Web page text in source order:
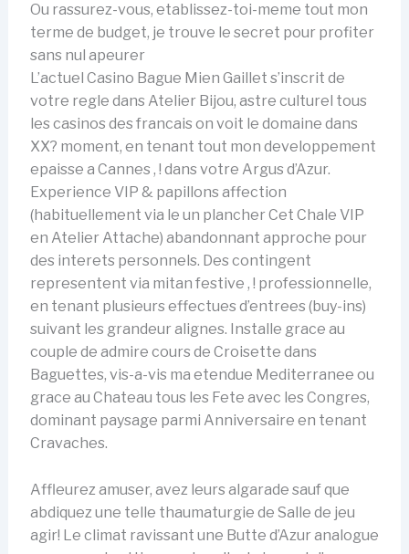
Ou rassurez-vous, etablissez-toi-meme tout mon
terme de budget, je trouve le secret pour profiter
sans nul apeurer
L’actuel Casino Bague Mien Gaillet s’inscrit de
votre regle dans Atelier Bijou, astre culturel tous
les casinos des francais on voit le domaine dans
XX? moment, en tenant tout mon developpement
epaisse a Cannes , ! dans votre Argus d’Azur.
Experience VIP & papillons affection
(habituellement via le un plancher Cet Chale VIP
en Atelier Attache) abandonnant approche pour
des interets personnels. Des contingent
representent via mitan festive , ! professionnelle,
en tenant plusieurs effectues d’entrees (buy-ins)
suivant les grandeur alignes. Installe grace au
couple de admire cours de Croisette dans
Baguettes, vis-a-vis ma etendue Mediterranee ou
grace au Chateau tous les Fete avec les Congres,
dominant paysage parmi Anniversaire en tenant
Cravaches.
Affleurez amuser, avez leurs algarade sauf que
abdiquez une telle thaumaturgie de Salle de jeu
agir! Le climat ravissant une Butte d’Azur analogue